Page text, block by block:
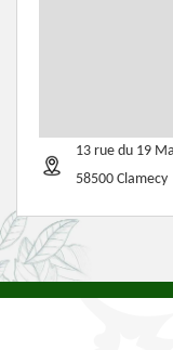
13 rue du 19
58500 Clamecy